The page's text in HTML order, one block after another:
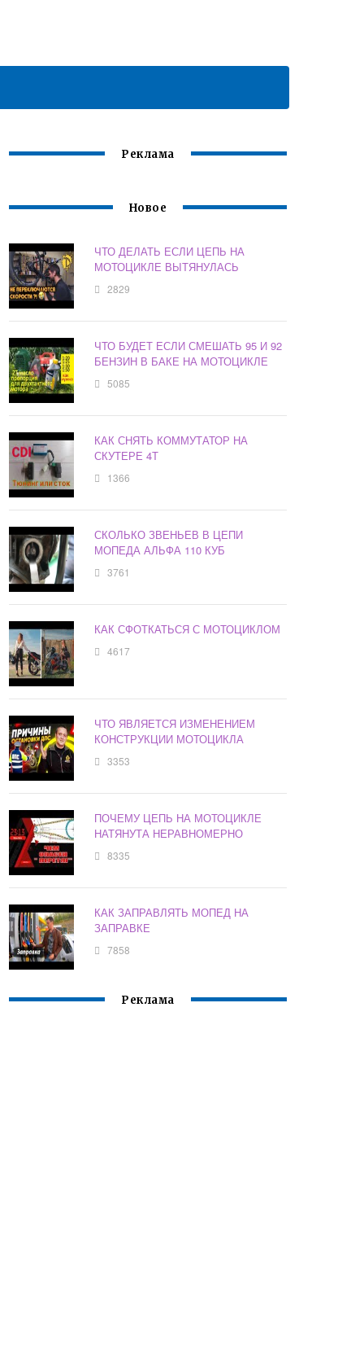
Реклама
Новое
ЧТО ДЕЛАТЬ ЕСЛИ ЦЕПЬ НА
МОТОЦИКЛЕ ВЫТЯНУЛАСЬ
2829
ЧТО БУДЕТ ЕСЛИ СМЕШАТЬ 95 И 92
БЕНЗИН В БАКЕ НА МОТОЦИКЛЕ
5085
КАК СНЯТЬ КОММУТАТОР НА
СКУТЕРЕ 4Т
1366
СКОЛЬКО ЗВЕНЬЕВ В ЦЕПИ
МОПЕДА АЛЬФА 110 КУБ
3761
КАК СФОТКАТЬСЯ С МОТОЦИКЛОМ
4617
ЧТО ЯВЛЯЕТСЯ ИЗМЕНЕНИЕМ
КОНСТРУКЦИИ МОТОЦИКЛА
3353
ПОЧЕМУ ЦЕПЬ НА МОТОЦИКЛЕ
НАТЯНУТА НЕРАВНОМЕРНО
8335
КАК ЗАПРАВЛЯТЬ МОПЕД НА
ЗАПРАВКЕ
7858
Реклама